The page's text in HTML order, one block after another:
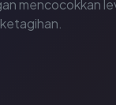
mencocokkan